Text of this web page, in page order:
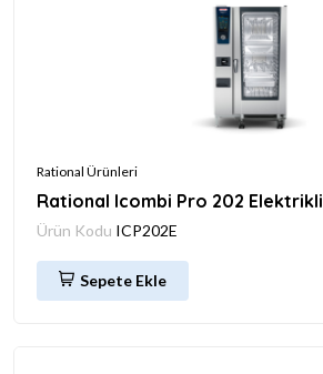
Rational Ürünleri
Rational Icombi Pro 202 Elektrikli
Ürün Kodu ICP202E
Sepete Ekle